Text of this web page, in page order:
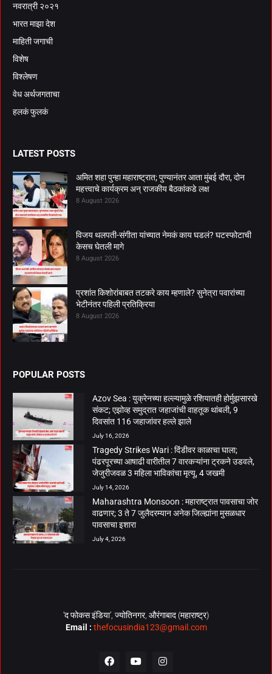
नवरात्री २०२१
भारत माझा देश
माहिती जगाची
विशेष
विश्लेषण
वेध अर्थजगताचा
हलकं फुलकं
LATEST POSTS
अमित शहा पुन्हा महाराष्ट्रात; पुण्यानंतर आता मुंबई दौरा, दोन
महत्त्वाचे कार्यक्रम अन् राजकीय बैठकांकडे लक्ष
8 August 2026
विजय थलपती-संगीता यांच्यात नेमकं काय घडलं? घटस्फोटाची
केसच घेतली मागे
8 August 2026
प्रशांत किशोरांबाबत तटकरे काय म्हणाले? सुनेत्रा पवारांच्या
भेटीनंतर पहिली प्रतिक्रिया
8 August 2026
POPULAR POSTS
Azov Sea : युक्रेनच्या हल्ल्यामुळे रशियातही होर्मुझसारखे
संकट; एझोव्ह समुद्रात जहाजांची वाहतूक थांबली, 9
दिवसांत 116 जहाजांवर हल्ले झाले
July 16, 2026
Tragedy Strikes Wari : दिंडीवर काळाचा घाला;
पंढरपूरच्या आषाढी वारीतील 7 वारकऱ्यांना ट्रकने उडवले,
जेजुरीजवळ 3 महिला भाविकांचा मृत्यू, 4 जखमी
July 14, 2026
Maharashtra Monsoon : महाराष्ट्रात पावसाचा जोर
वाढणार; 3 ते 7 जुलैदरम्यान अनेक जिल्ह्यांना मुसळधार
पावसाचा इशारा
July 4, 2026
‘द फोकस इंडिया’, ज्योतिनगर, औरंगाबाद (महाराष्ट्र)
Email : thefocusindia123@gmail.com